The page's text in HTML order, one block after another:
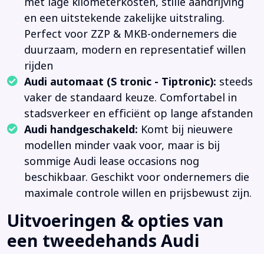
en een uitstekende zakelijke uitstraling.
Perfect voor ZZP & MKB-ondernemers die
duurzaam, modern en representatief willen
rijden
Audi automaat (S tronic - Tiptronic): steeds
vaker de standaard keuze. Comfortabel in
stadsverkeer en efficiënt op lange afstanden
Audi handgeschakeld: Komt bij nieuwere
modellen minder vaak voor, maar is bij
sommige Audi lease occasions nog
beschikbaar. Geschikt voor ondernemers die
maximale controle willen en prijsbewust zijn.
Uitvoeringen & opties van
een tweedehands Audi